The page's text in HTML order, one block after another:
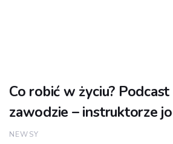
Co robić w życiu?
zawodzie – instruktorze
NEWSY